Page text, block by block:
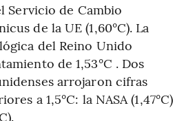
Servicio de Cambio
de la UE (1,60°C). La
del Reino Unido
de 1,53°C . Dos
arrojaron cifras
a 1,5°C: la NASA (1,47°C)